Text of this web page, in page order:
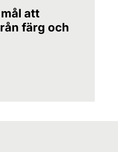
att
färg och